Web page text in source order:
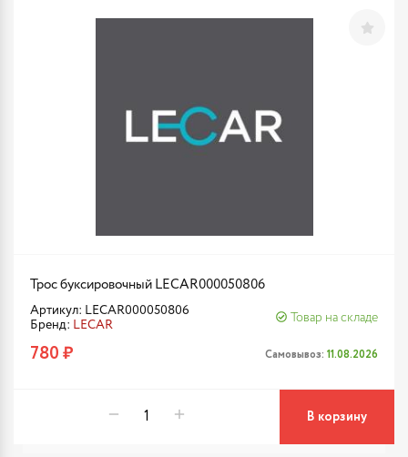
Трос буксировочный LECAR000050806
Артикул: LECAR000050806
Бренд: LECAR
Товар на складе
780 ₽ Самовывоз: 11.08.2026
В корзину